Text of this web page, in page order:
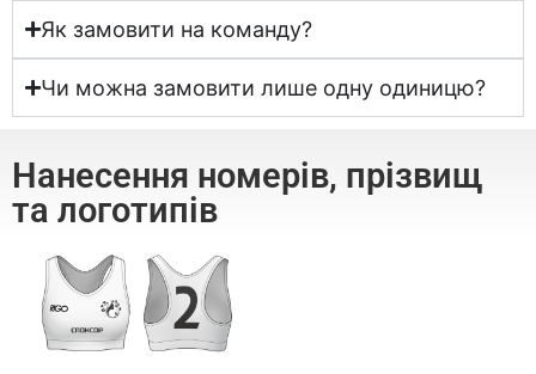
Як замовити на команду?
Чи можна замовити лише одну одиницю?
Нанесення номерів, прізвищ
та логотипів